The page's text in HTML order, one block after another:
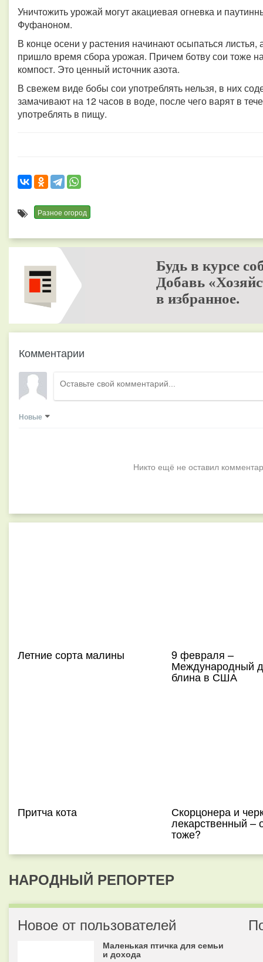
Уничтожить урожай могут акациевая огневка и
Фуфаноном.
В конце осени у растения начинают осыпаться
пришло время сбора урожая. Причем ботву сои тоже
компост. Это ценный источник азота.
В свежем виде бобы сои употреблять нельзя, в них
замачивают на 12 часов в воде, после чего варят в
употреблять в пищу.
Разное огород
Будь в курсе
Добавь
в избранное.
Комментарии
Новые
Никто ещё не оставил
Летние сорта малины 9 февраля –
Международный
блина в США
Притча кота Скорцонера и
лекарственный –
тоже?
НАРОДНЫЙ РЕПОРТЕР
Новое от пользователей
Маленькая птичка для семьи
и дохода